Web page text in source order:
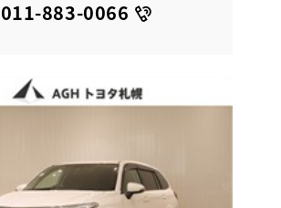
011-883-0066